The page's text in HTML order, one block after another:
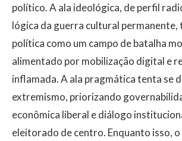
político. A ala ideológica, de perfil
lógica da guerra cultural permanente,
política como um campo de batalha
alimentado por mobilização digital e
inflamada. A ala pragmática tenta se
extremismo, priorizando
econômica liberal e diálogo
eleitorado de centro. Enquanto isso,